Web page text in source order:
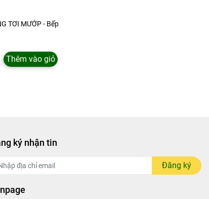
TƠI MƯỚP - Bếp
Thêm vào giỏ
ký nhận tin
Đăng ký